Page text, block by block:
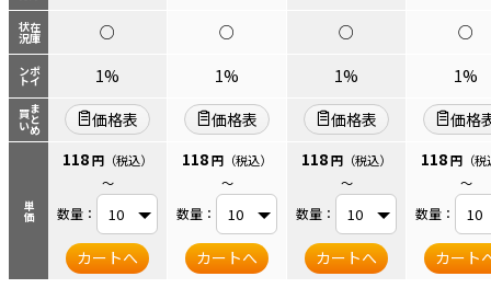
在庫
状況
ポイ
ント
まとめ
買い
単価
○
○ ○
○
1%
1% 1%
1%
価格表
価格表 価格表
価格
118円 （税込）
～
数量：
カートへ
118円 （税込）
～
数量：
カートへ
118円 （税込）
～
数量：
カートへ
118円 （
～
数量：
カート